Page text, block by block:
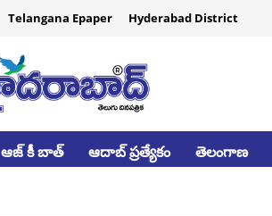
Telangana Epaper Hyderabad District
ఆజ్ కీ బాత్ ఆదాబ్ ప్రత్యేకం తెలంగాణ